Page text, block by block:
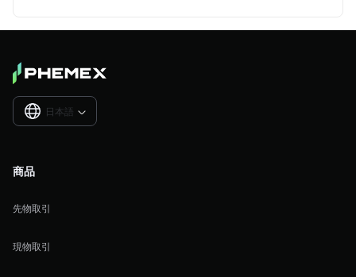
日本語 
商品
先物取引
現物取引